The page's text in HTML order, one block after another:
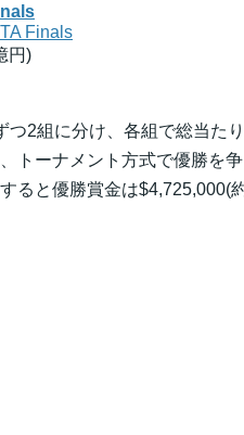
Finals
円)
2組に分け、各組で総当たり
トーナメント方式で優勝を争
ると優勝賞金は$4,725,000(